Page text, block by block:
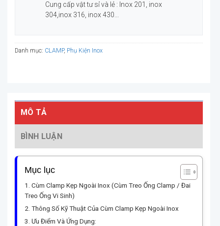
Cung cấp vật tư sỉ và lẻ : Inox 201, inox
304,inox 316, inox 430...
Danh mục: CLAMP, Phụ Kiện Inox
MÔ TẢ
BÌNH LUẬN
Mục lục
Cùm Clamp Kẹp Ngoài Inox (Cùm Treo Ống Clamp / Đai
Treo Ống Vi Sinh)
Thông Số Kỹ Thuật Của Cùm Clamp Kẹp Ngoài Inox
Ưu Điểm Và Ứng Dụng: